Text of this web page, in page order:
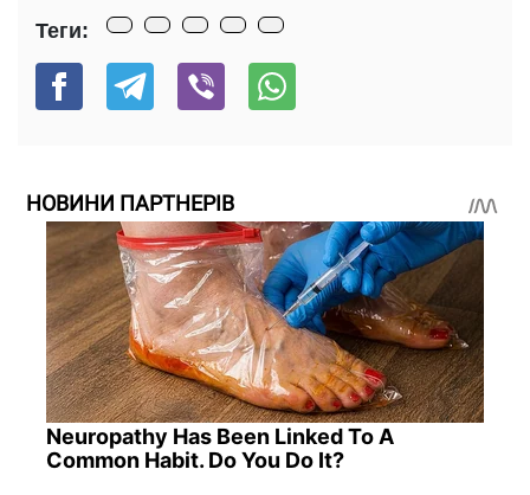
Теги:
НОВИНИ ПАРТНЕРІВ
Neuropathy Has Been Linked To A
Common Habit. Do You Do It?